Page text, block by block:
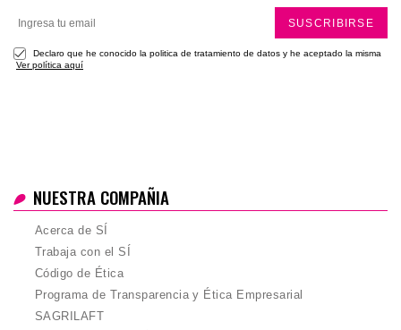
SUSCRIBIRSE
Declaro que he conocido la politica de tratamiento de datos y he aceptado la misma
Ver política aquí
NUESTRA COMPAÑIA
Acerca de SÍ
Trabaja con el SÍ
Código de Ética
Programa de Transparencia y Ética Empresarial
SAGRILAFT